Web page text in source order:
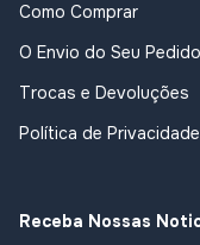
Como Comprar
O Envio do Seu Pedido
Trocas e Devoluções
Política de Privacidade
Receba Nossas